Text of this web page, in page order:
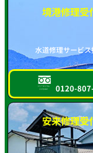
境港修理受
水道修理サービス
フリーダイヤル
スマホOK!! 0120-
安来修理受